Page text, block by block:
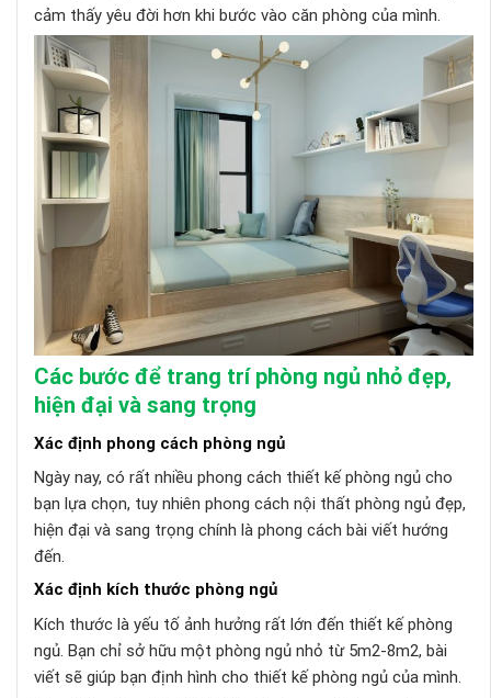
cảm thấy yêu đời hơn khi bước vào căn phòng của mình.
Các bước để trang trí phòng ngủ nhỏ đẹp,
hiện đại và sang trọng
Xác định phong cách phòng ngủ
Ngày nay, có rất nhiều phong cách thiết kế phòng ngủ cho
bạn lựa chọn, tuy nhiên phong cách nội thất phòng ngủ đẹp,
hiện đại và sang trọng chính là phong cách bài viết hướng
đến.
Xác định kích thước phòng ngủ
Kích thước là yếu tố ảnh hưởng rất lớn đến thiết kế phòng
ngủ. Bạn chỉ sở hữu một phòng ngủ nhỏ từ 5m2-8m2, bài
viết sẽ giúp bạn định hình cho thiết kế phòng ngủ của mình.